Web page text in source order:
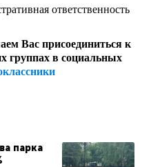
ответственность
Вас присоединиться к
группах в социальных
парка